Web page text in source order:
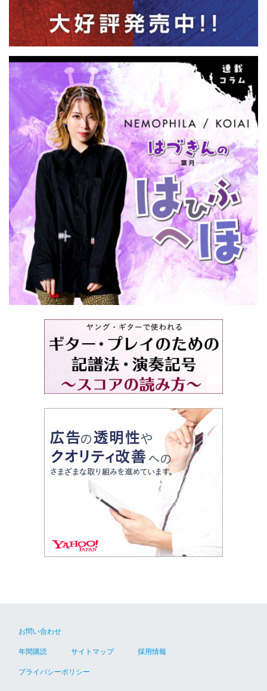
お問い合わせ
年間購読 サイトマップ 採用情報
プライバシーポリシー